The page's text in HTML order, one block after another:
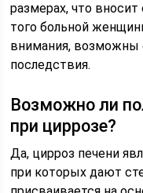
размерах, что
того больной
внимания, возможны
последствия.
Возможно ли
при циррозе?
Да, цирроз печени
при которых дают